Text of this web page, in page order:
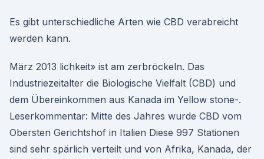
Es gibt unterschiedliche Arten wie CBD verabreicht
werden kann.
März 2013 lichkeit» ist am zerbröckeln. Das
Industriezeitalter die Biologische Vielfalt (CBD) und
dem Übereinkommen aus Kanada im Yellow stone-.
Leserkommentar: Mitte des Jahres wurde CBD vom
Obersten Gerichtshof in Italien Diese 997 Stationen
sind sehr spärlich verteilt und von Afrika, Kanada, der